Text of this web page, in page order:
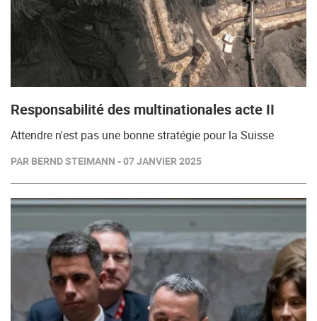
Responsabilité des multinationales acte II
Attendre n'est pas une bonne stratégie pour la Suisse
PAR BERND STEIMANN - 07 JANVIER 2025